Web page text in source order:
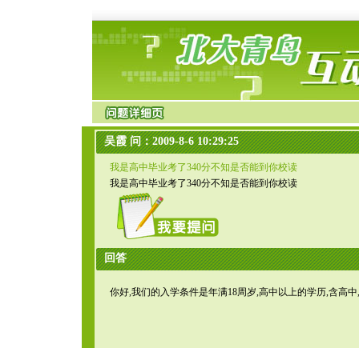
吴霞 问：2009-8-6 10:29:25
我是高中毕业考了340分不知是否能到你校读
我是高中毕业考了340分不知是否能到你校读
回答
你好,我们的入学条件是年满18周岁,高中以上的学历,含高